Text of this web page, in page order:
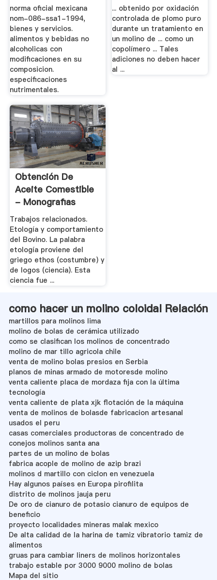
norma oficial mexicana
nom-086-ssa1-1994,
bienes y servicios.
alimentos y bebidas no
alcoholicas con
modificaciones en su
composicion.
especificaciones
nutrimentales.
... obtenido por oxidación
controlada de plomo puro
durante un tratamiento en
un molino de ... como un
copolímero ... Tales
adiciones no deben hacer
al ...
Obtención De
Aceite Comestible
- Monografias
Trabajos relacionados.
Etología y comportamiento
del Bovino. La palabra
etología proviene del
griego ethos (costumbre) y
de logos (ciencia). Esta
ciencia fue ...
como hacer un molino coloidal Relación
martillos para molinos lima
molino de bolas de cerámica utilizado
como se clasifican los molinos de concentrado
molino de mar tillo agricola chile
venta de molino bolas presios en Serbia
planos de minas armado de motoresde molino
venta caliente placa de mordaza fija con la última
tecnología
venta caliente de plata xjk flotación de la máquina
venta de molinos de bolasde fabricacion artesanal
usados el peru
casas comerciales productoras de concentrado de
conejos molinos santa ana
partes de un molino de bolas
fabrica acople de molino de azip brazi
molinos d martillo con ciclon en venezuela
Hay algunos países en Europa pirofilita
distrito de molinos jauja peru
De oro de cianuro de potasio cianuro de equipos de
beneficio
proyecto localidades mineras malak mexico
De alta calidad de la harina de tamiz vibratorio tamiz de
alimentos
gruas para cambiar liners de molinos horizontales
trabajo estable por 3000 9000 molino de bolas
Mapa del sitio